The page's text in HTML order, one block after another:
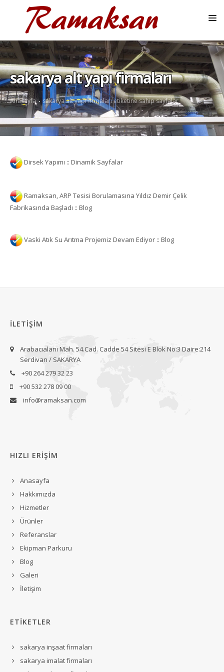
ANASAYFA
KURUMSAL
HIZMETLER
ÜRÜNLER
REFERANSLAR
BLOG
İLETIŞIM
sakarya alt yapı firmaları
Anasayfa sakarya alt yapı firmaları etiketine sahip sayfalar
Dirsek Yapımı :: Dinamik Sayfalar
Ramaksan, ARP Tesisi Borulamasına Yıldız Demir Çelik
Fabrikasında Başladı :: Blog
Vaski Atık Su Arıtma Projemiz Devam Ediyor :: Blog
İLETİŞİM
Arabacıalanı Mah. 54.Cad. Cadde 54 Sitesi E Blok No:3 Daire:214
Serdivan / SAKARYA
+90 264 279 32 23
+90 532 278 09 00
info@ramaksan.com
HIZLI ERİŞİM
Anasayfa
Hakkımızda
Hizmetler
Ürünler
Referanslar
Ekipman Parkuru
Blog
Galeri
İletişim
ETİKETLER
sakarya inşaat firmaları
sakarya imalat firmaları